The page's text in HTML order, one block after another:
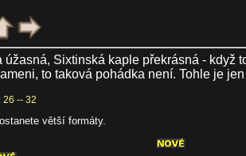
Sixtinská kaple překrásná - když
to taková pohádka není. Tohle je
26 -- 32
větší formáty.